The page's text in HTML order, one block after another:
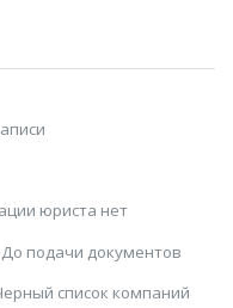
юриста нет
До подачи документов
список компаний